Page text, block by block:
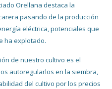
Orellana destaca la
pasando de la producción
eléctrica, potenciales que
ha explotado.
de nuestro cultivo es el
autoregularlos en la siembra,
del cultivo por los precios